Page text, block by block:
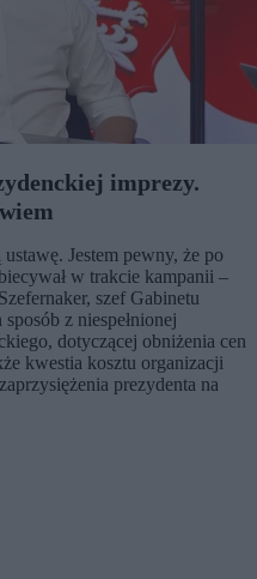
imprezy.
Jestem pewny, że po
w trakcie kampanii –
szef Gabinetu
z niespełnionej
dotyczącej obniżenia cen
kwestia kosztu organizacji
prezydenta na